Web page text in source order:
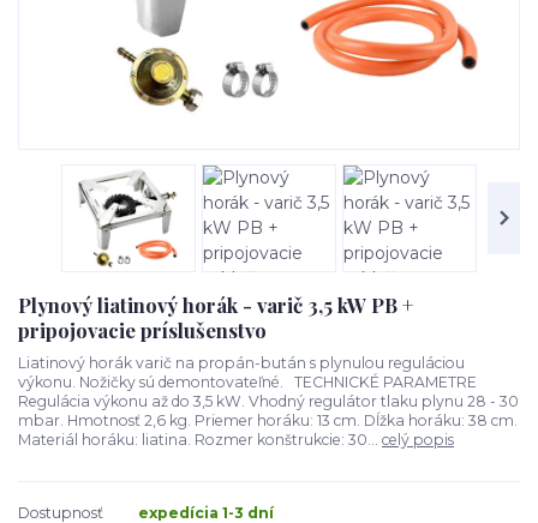
Plynový liatinový horák - varič 3,5 kW PB +
pripojovacie príslušenstvo
Liatinový horák varič na propán-bután s plynulou reguláciou
výkonu. Nožičky sú demontovateľné. TECHNICKÉ PARAMETRE
Regulácia výkonu až do 3,5 kW. Vhodný regulátor tlaku plynu 28 - 30
mbar. Hmotnosť 2,6 kg. Priemer horáku: 13 cm. Dĺžka horáku: 38 cm.
Materiál horáku: liatina. Rozmer konštrukcie: 30... celý popis
Dostupnosť expedícia 1-3 dní